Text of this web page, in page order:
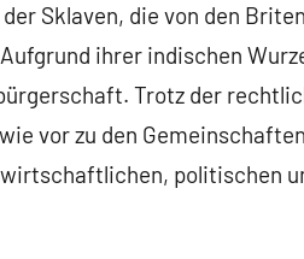
Sklaven, die von den
ihrer indischen
Trotz der
vor zu den
politischen